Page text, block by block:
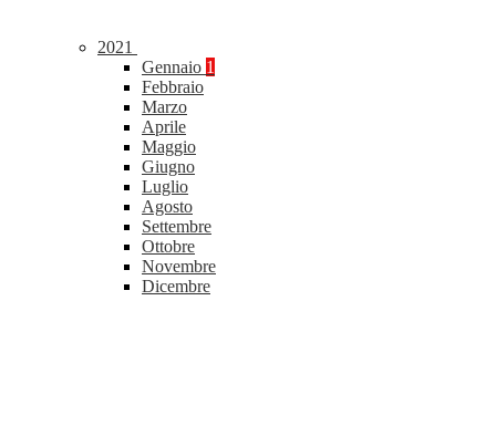
2021
Gennaio 1
Febbraio
Marzo
Aprile
Maggio
Giugno
Luglio
Agosto
Settembre
Ottobre
Novembre
Dicembre